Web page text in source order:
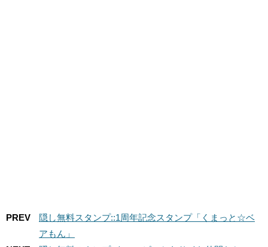
PREV
隠し無料スタンプ::1周年記念スタンプ「くまっと☆ベ
アもん」